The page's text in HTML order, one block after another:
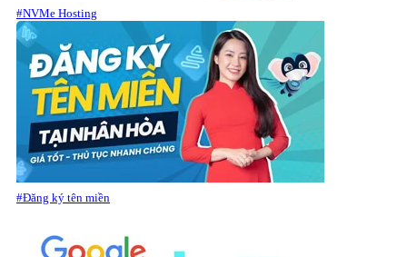
#NVMe Hosting
#Đăng ký tên miền